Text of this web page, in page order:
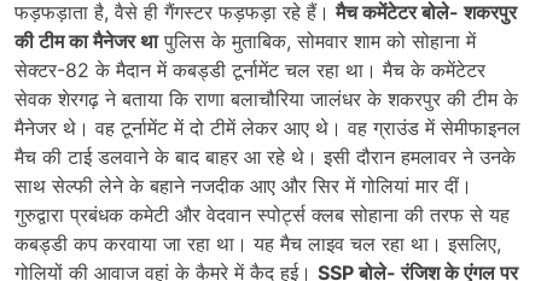
फड़फड़ाता है, वैसे ही गैंगस्टर फड़फड़ा रहे हैं।मैच कमेंटेटर बोले- शकरपुर
की टीम का मैनेजर थापुलिस के मुताबिक, सोमवार शाम को सोहाना में
सेक्टर-82 के मैदान में कबड्डी टूर्नामेंट चल रहा था। मैच के कमेंटेटर
सेवक शेरगढ़ ने बताया कि राणा बलाचौरिया जालंधर के शकरपुर की टीम के
मैनेजर थे। वह टूर्नामेंट में दो टीमें लेकर आए थे। वह ग्राउंड में सेमीफाइनल
मैच की टाई डलवाने के बाद बाहर आ रहे थे। इसी दौरान हमलावर ने उनके
साथ सेल्फी लेने के बहाने नजदीक आए और सिर में गोलियां मार दीं।
गुरुद्वारा प्रबंधक कमेटी और वेदवान स्पोर्ट्स क्लब सोहाना की तरफ से यह
कबड्डी कप करवाया जा रहा था। यह मैच लाइव चल रहा था। इसलिए,
गोलियों की आवाज वहां के कैमरे में कैद हुई। SSP बोले- रंजिश के एंगल पर